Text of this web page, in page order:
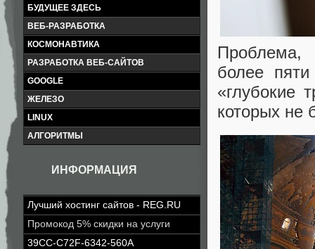
БУДУЩЕЕ ЗДЕСЬ
ВЕБ-РАЗРАБОТКА
КОСМОНАВТИКА
РАЗРАБОТКА ВЕБ-САЙТОВ
GOOGLE
ЖЕЛЕЗО
LINUX
АЛГОРИТМЫ
ИНФОРМАЦИЯ
Лучший хостинг сайтов - REG.RU
Промокод 5% скидки на услуги
39CC-C72F-6342-560A
Проблема,
более
«глубокие
которых не